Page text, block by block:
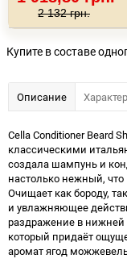
2 132 грн.
Купите в составе
Описание
Cella Conditioner Beard
классическими
создала шампунь и
настолько нежный,
Очищает как бороду,
и увлажняющее
раздражение в нижней
который придаёт
аромат ягод